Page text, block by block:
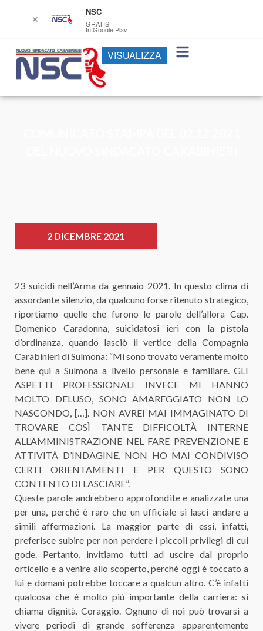
2 DICEMBRE 2021
23 suicidi nell’Arma da gennaio 2021. In questo clima di
assordante silenzio, da qualcuno forse ritenuto strategico,
riportiamo quelle che furono le parole dell’allora Cap.
Domenico Caradonna, suicidatosi ieri con la pistola
d’ordinanza, quando lasciò il vertice della Compagnia
Carabinieri di Sulmona: “Mi sono trovato veramente molto
bene qui a Sulmona a livello personale e familiare. GLI
ASPETTI PROFESSIONALI INVECE MI HANNO
MOLTO DELUSO, SONO AMAREGGIATO NON LO
NASCONDO, […]. NON AVREI MAI IMMAGINATO DI
TROVARE COSÌ TANTE DIFFICOLTÀ INTERNE
ALL’AMMINISTRAZIONE NEL FARE PREVENZIONE E
ATTIVITÀ D’INDAGINE, NON HO MAI CONDIVISO
CERTI ORIENTAMENTI E PER QUESTO SONO
CONTENTO DI LASCIARE”.
Queste parole andrebbero approfondite e analizzate una
per una, perché è raro che un ufficiale si lasci andare a
simili affermazioni. La maggior parte di essi, infatti,
preferisce subire per non perdere i piccoli privilegi di cui
gode. Pertanto, invitiamo tutti ad uscire dal proprio
orticello e a venire allo scoperto, perché oggi è toccato a
lui e domani potrebbe toccare a qualcun altro. C’è infatti
qualcosa che è molto più importante della carriera: si
chiama dignità. Coraggio. Ognuno di noi può trovarsi a
vivere periodi di grande sofferenza apparentemente
✕
NSC
GRATIS
In Google Play
VISUALIZZA